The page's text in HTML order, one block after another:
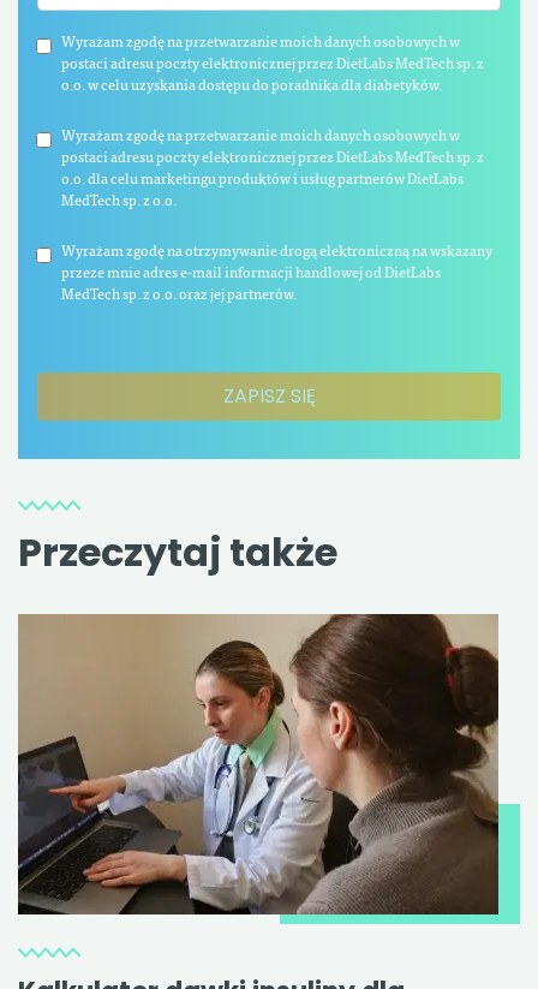
Wyrażam zgodę na przetwarzanie moich danych osobowych w
postaci adresu poczty elektronicznej przez DietLabs MedTech sp. z
o.o. w celu uzyskania dostępu do poradnika dla diabetyków.
Wyrażam zgodę na przetwarzanie moich danych osobowych w
postaci adresu poczty elektronicznej przez DietLabs MedTech sp. z
o.o. dla celu marketingu produktów i usług partnerów DietLabs
MedTech sp. z o.o.
Wyrażam zgodę na otrzymywanie drogą elektroniczną na wskazany
przeze mnie adres e-mail informacji handlowej od DietLabs
MedTech sp. z o.o. oraz jej partnerów.
Przeczytaj także